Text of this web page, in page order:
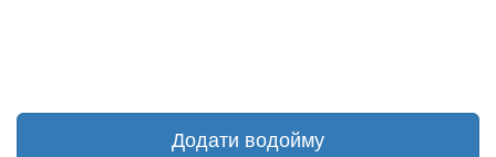
Додати водойму